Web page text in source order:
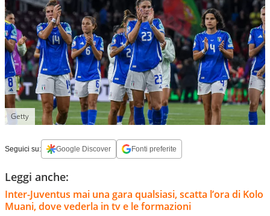
Getty
Seguici su: Google Discover Fonti preferite
Leggi anche:
Inter-Juventus mai una gara qualsiasi, scatta l’ora di Kolo
Muani, dove vederla in tv e le formazioni